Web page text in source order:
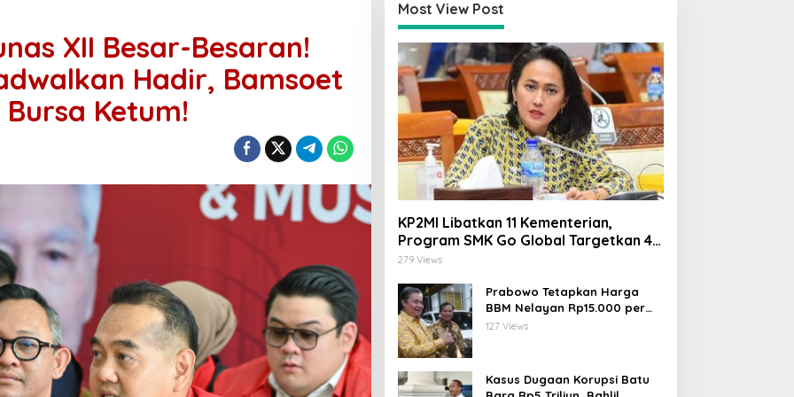
XII Besar-Besaran!
Hadir, Bamsoet
Ketum!
Most View Post
KP2MI Libatkan 11 Kementerian,
Program SMK Go Global Targetkan 40
Ribu Peserta Tahun Ini
279 Views
Prabowo Tetapkan Harga
BBM Nelayan Rp15.000 per
Liter, Berlaku untuk Kapal 30-
127 Views
Kasus Dugaan Korupsi Batu